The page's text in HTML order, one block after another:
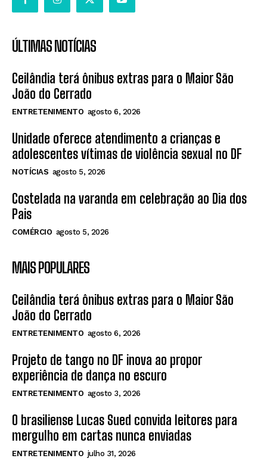
ÚLTIMAS NOTÍCIAS
Ceilândia terá ônibus extras para o Maior São
João do Cerrado
ENTRETENIMENTO agosto 6, 2026
Unidade oferece atendimento a crianças e
adolescentes vítimas de violência sexual no DF
NOTÍCIAS agosto 5, 2026
Costelada na varanda em celebração ao Dia dos
Pais
COMÉRCIO agosto 5, 2026
MAIS POPULARES
Ceilândia terá ônibus extras para o Maior São
João do Cerrado
ENTRETENIMENTO agosto 6, 2026
Projeto de tango no DF inova ao propor
experiência de dança no escuro
ENTRETENIMENTO agosto 3, 2026
O brasiliense Lucas Sued convida leitores para
mergulho em cartas nunca enviadas
ENTRETENIMENTO julho 31, 2026